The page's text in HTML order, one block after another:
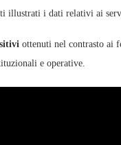
illustrati i dati relativi ai
ottenuti nel contrasto ai
e operative.